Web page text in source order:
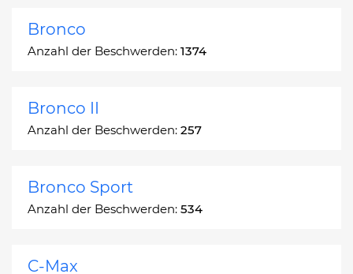
Bronco
Anzahl der Beschwerden: 1374
Bronco II
Anzahl der Beschwerden: 257
Bronco Sport
Anzahl der Beschwerden: 534
C-Max